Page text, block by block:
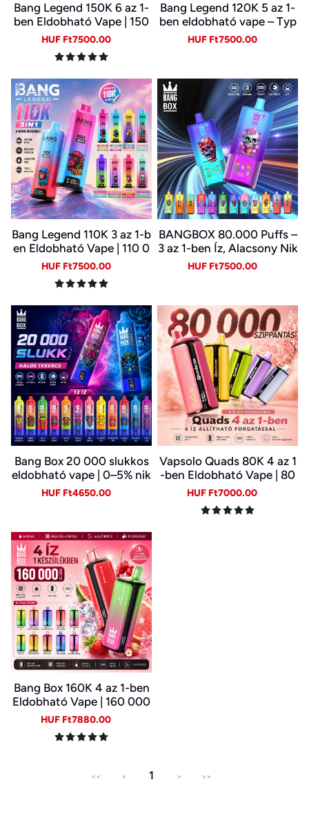
Bang Legend 150K 6 az 1-
ben Eldobható Vape | 150
000 Slukk | USB-C Újratöl
thető E-cigi | 6 Íz Egy Kész
ülékben
Sale
HUF Ft7500.00
Bang Legend 120K 5 az 1-
ben eldobható vape – Typ
e-C, LED kijelző
Sale
HUF Ft7500.00
Bang Legend 110K 3 az 1-b
en Eldobható Vape | 110 0
00 Slukk | 3 Íz Egy Készülé
kben | Digitális Kijelző | Ty
pe-C
Sale
HUF Ft7500.00
BANGBOX 80.000 Puffs –
3 az 1-ben Íz, Alacsony Nik
otin, Eredeti Újratölthető
Sale
HUF Ft7500.00
Bang Box 20 000 slukkos
eldobható vape | 0–5% nik
otin | újratölthető, Type-C
Sale
HUF Ft4650.00
Vapsolo Quads 80K 4 az 1
-ben Eldobható Vape | 80
000 Slukk, Több Íz Egy Ké
szülékben
Sale
HUF Ft7000.00
Bang Box 160K 4 az 1-ben
Eldobható Vape | 160 000
Slukk | 4 Íz Egy Készülékb
en | Type-C | 0–5% Nikotin
Sale
HUF Ft7880.00
<< < 1 > >>